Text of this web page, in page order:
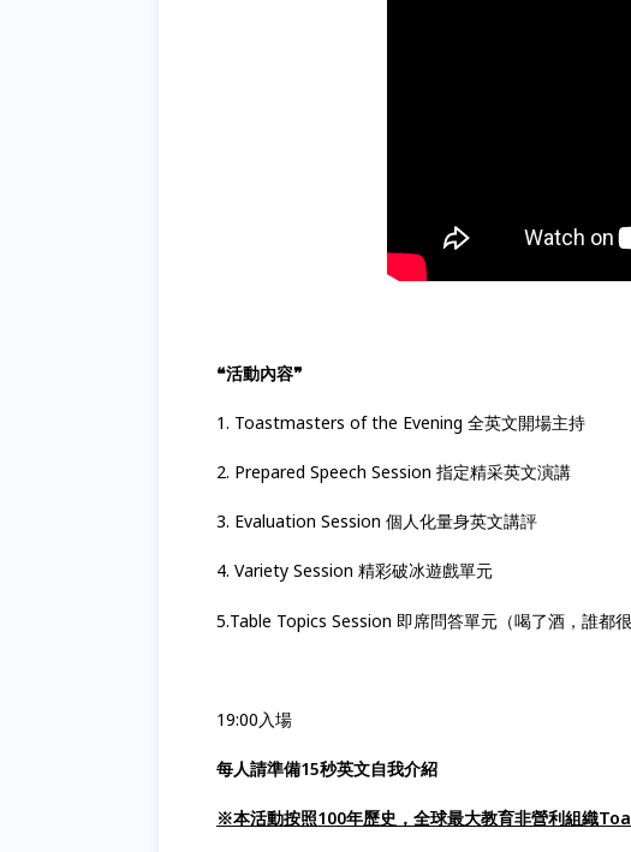
❝活動內容❞
1. Toastmasters of the Evening 全英文開場主持
2. Prepared Speech Session 指定精采英文演講
3. Evaluation Session 個人化量身英文講評
4. Variety Session 精彩破冰遊戲單元
5.Table Topics Session 即席問答單元（喝了酒，誰都很
19:00入場
每人請準備15秒英文自我介紹
※本活動按照100年歷史，全球最大教育非營利組